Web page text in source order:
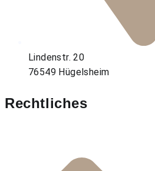
Lindenstr. 20
76549 Hügelsheim
Rechtliches